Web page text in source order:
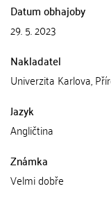
Datum obhajoby
29. 5. 2023
Nakladatel
Univerzita Karlova,
Jazyk
Angličtina
Známka
Velmi dobře